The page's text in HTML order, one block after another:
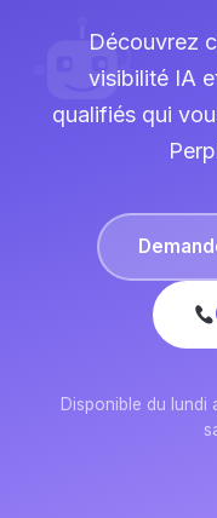
Découvrez
visibilité IA
qualifiés qui
Disponible du lundi